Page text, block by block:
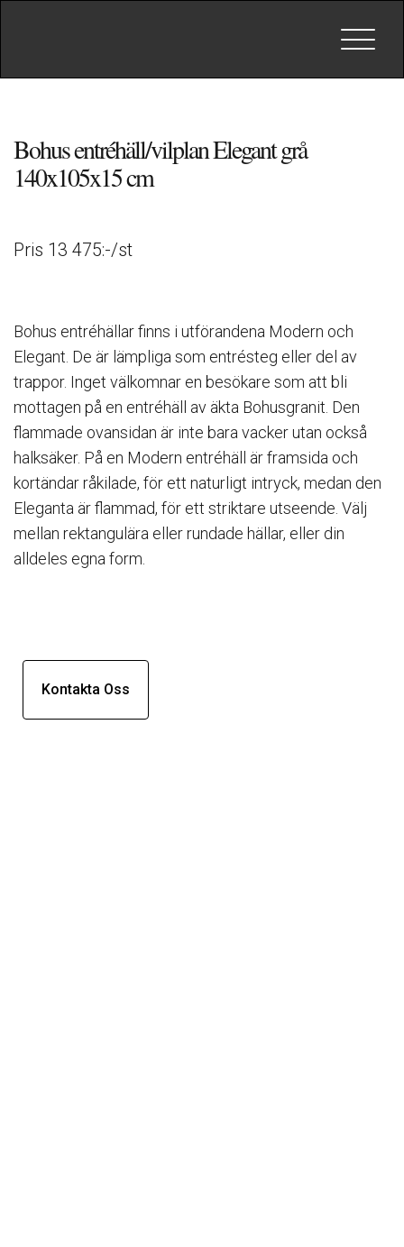
Toggle
Bohus entréhäll/vilplan Elegant grå
140x105x15 cm
Pris 13 475:-/st
Bohus entréhällar finns i utförandena Modern och
Elegant. De är lämpliga som entrésteg eller del av
trappor. Inget välkomnar en besökare som att bli
mottagen på en entréhäll av äkta Bohusgranit. Den
flammade ovansidan är inte bara vacker utan också
halksäker. På en Modern entréhäll är framsida och
kortändar råkilade, för ett naturligt intryck, medan den
Eleganta är flammad, för ett striktare utseende. Välj
mellan rektangulära eller rundade hällar, eller din
alldeles egna form.
Kontakta Oss